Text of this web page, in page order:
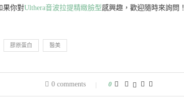
果你對Ulthera音波拉提精緻臉型感興趣，歡迎隨時來詢問！
膠原蛋白 醫美
0 comments 0